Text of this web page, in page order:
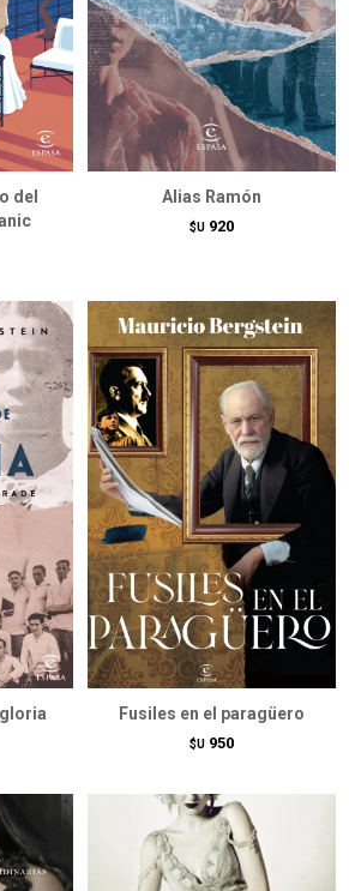
del
Alias Ramón
$U 920
Fusiles en el paragüero
$U 950